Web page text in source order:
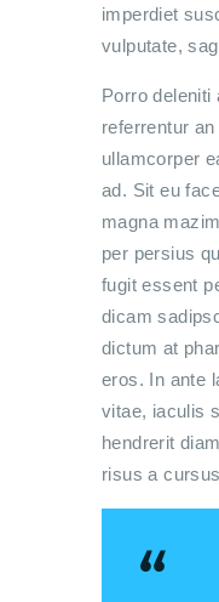
imperdiet
vulputate,
Porro deleniti
referrentur
ullamcorper
ad. Sit eu
magna
per persius
fugit essent
dicam
dictum at
eros. In ante
vitae, iaculis
hendrerit
risus a